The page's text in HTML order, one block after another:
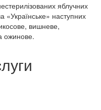
яблучних
«Українське» наступних
вишневе,
ожинове.